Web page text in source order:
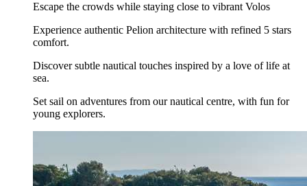
Escape the crowds while staying close to vibrant Volos
Experience authentic Pelion architecture with refined 5 stars
comfort.
Discover subtle nautical touches inspired by a love of life at
sea.
Set sail on adventures from our nautical centre, with fun for
young explorers.